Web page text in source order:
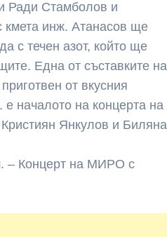
Ради Стамболов и
кмета инж. Атанасов ще
с течен азот, който ще
Една от съставките на
от вкусния
началото на концерта на
Кристиян Янкулов и Биляна
– Концерт на МИРО с